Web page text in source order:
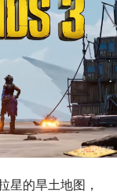
星的旱土地图，